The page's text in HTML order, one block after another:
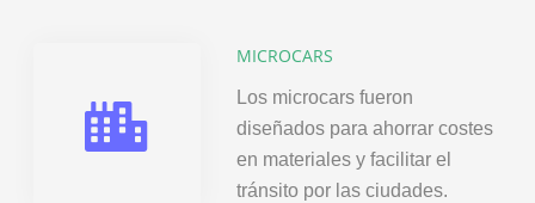
MICROCARS
Los microcars fueron
diseñados para ahorrar costes
en materiales y facilitar el
tránsito por las ciudades.